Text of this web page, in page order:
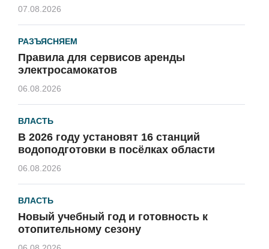
07.08.2026
РАЗЪЯСНЯЕМ
Правила для сервисов аренды
электросамокатов
06.08.2026
ВЛАСТЬ
В 2026 году установят 16 станций
водоподготовки в посёлках области
06.08.2026
ВЛАСТЬ
Новый учебный год и готовность к
отопительному сезону